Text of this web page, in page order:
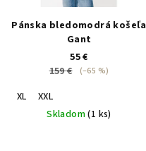
Pánska bledomodrá košeľa
Gant
55 €
159 €
(–65 %)
XL
XXL
Skladom(1 ks)